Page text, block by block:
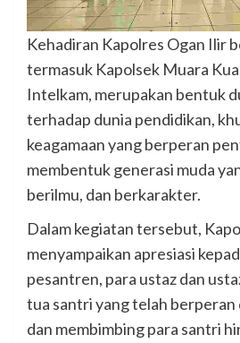
Kehadiran Kapolres Ogan Ilir
termasuk Kapolsek Muara
Intelkam, merupakan bentuk
terhadap dunia pendidikan,
keagamaan yang berperan
membentuk generasi muda
berilmu, dan berkarakter.
Dalam kegiatan tersebut,
menyampaikan apresiasi
pesantren, para ustaz dan
tua santri yang telah berperan
dan membimbing para santri